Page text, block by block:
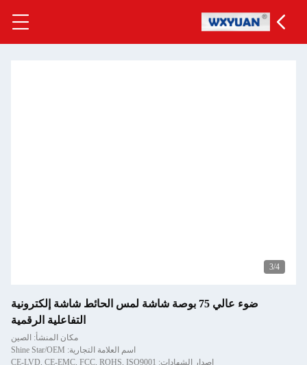
3/4
ضوء عالي 75 بوصة شاشة لمس الحائط شاشة إلكترونية
التفاعلية الرقمية
مكان المنشأ: الصين
اسم العلامة التجارية: Shine Star/OEM
إصدار الشهادات: CE-LVD, CE-EMC, FCC, ROHS, ISO9001